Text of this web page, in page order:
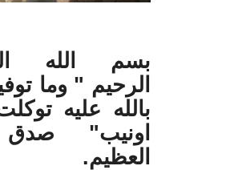
بسم الله
الرحيم " وما
بالله عليه
اونيب" صدق
العظيم.